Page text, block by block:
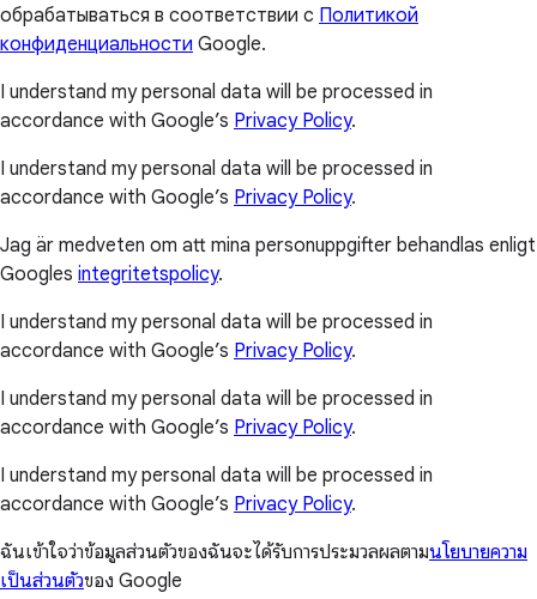
обрабатываться в соответствии с Политикой
конфиденциальности Google.
I understand my personal data will be processed in
accordance with Google’s Privacy Policy.
I understand my personal data will be processed in
accordance with Google’s Privacy Policy.
Jag är medveten om att mina personuppgifter behandlas enligt
Googles integritetspolicy.
I understand my personal data will be processed in
accordance with Google’s Privacy Policy.
I understand my personal data will be processed in
accordance with Google’s Privacy Policy.
I understand my personal data will be processed in
accordance with Google’s Privacy Policy.
ฉันเข้าใจว่าข้อมูลส่วนตัวของฉันจะได้รับการประมวลผลตามนโยบายความ
เป็นส่วนตัวของ Google